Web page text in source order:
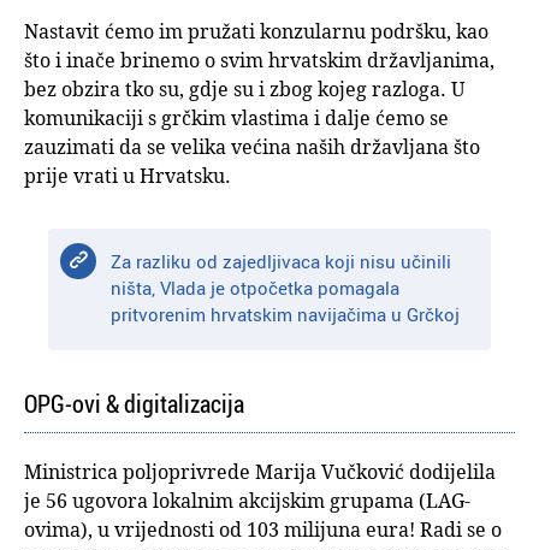
Nastavit ćemo im pružati konzularnu podršku, kao
što i inače brinemo o svim hrvatskim državljanima,
bez obzira tko su, gdje su i zbog kojeg razloga. U
komunikaciji s grčkim vlastima i dalje ćemo se
zauzimati da se velika većina naših državljana što
prije vrati u Hrvatsku.
Za razliku od zajedljivaca koji nisu učinili
ništa, Vlada je otpočetka pomagala
pritvorenim hrvatskim navijačima u Grčkoj
OPG-ovi & digitalizacija
Ministrica poljoprivrede Marija Vučković dodijelila
je 56 ugovora lokalnim akcijskim grupama (LAG-
ovima), u vrijednosti od 103 milijuna eura! Radi se o